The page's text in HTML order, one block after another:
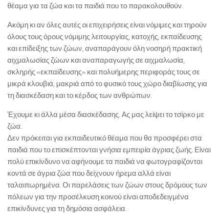
θέαμα για τα ζώα και τα παιδιά που το παρακολουθούν.
Ακόμη κι αν όλες αυτές οι επιχειρήσεις είναι νόμιμες και τηρούν
όλους τους όρους νόμιμης λειτουργίας, κατοχής, εκπαίδευσης
και επίδειξης των ζώων, αναπαράγουν όλη νοσηρή πρακτική
αιχμαλωσίας ζώων και αναπαραγωγής σε αιχμαλωσία,
σκληρής «εκπαίδευσης» και πολυήμερης περιφοράς τους σε
μικρά κλουβιά, μακριά από το φυσικό τους χώρο διαβίωσης για
τη διασκέδαση και το κέρδος των ανθρώπων.
Έχουμε κι άλλα μέσα διασκέδασης. Ας μας λείψει το τσίρκο με
ζώα.
Δεν πρόκειται για εκπαιδευτικό θέαμα που θα προσφέρει στα
παιδιά που το επισκέπτονται γνήσια εμπειρία άγριας ζωής. Είναι
πολύ επικίνδυνο να αφήνουμε τα παιδιά να φωτογραφίζονται
κοντά σε άγρια ζώα που δείχνουν ήρεμα αλλά είναι
ταλαιπωρημένα. Οι παρελάσεις των ζώων στους δρόμους των
πόλεων για την προσέλκυση κοινού είναι αποδεδειγμένα
επικίνδυνες για τη δημόσια ασφάλεια.